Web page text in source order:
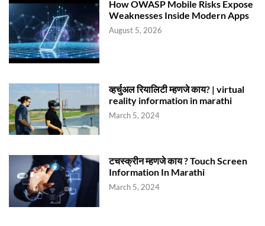
How OWASP Mobile Risks Expose
Weaknesses Inside Modern Apps
August 5, 2026
व्हर्चुअल रियालिटी म्हणजे काय? | virtual
reality information in marathi
March 5, 2024
टचस्क्रीन म्हणजे काय ? Touch Screen
Information In Marathi
March 5, 2024